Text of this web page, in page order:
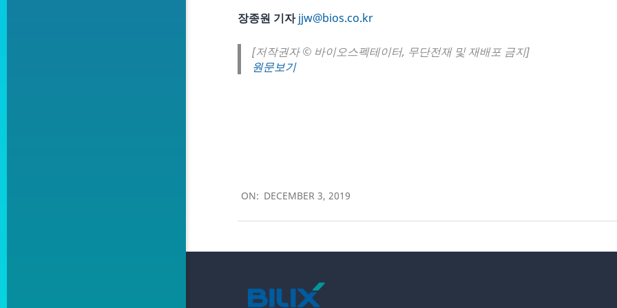
장종원 기자 jjw@bios.co.kr
[저작권자 © 바이오스펙테이터, 무단전재 및 재배포 금지]
원문보기
ON: DECEMBER 3, 2019